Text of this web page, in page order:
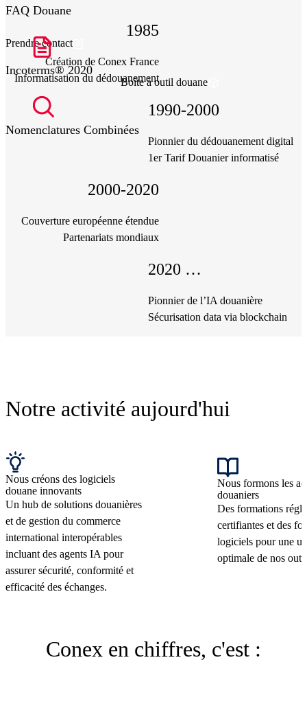
Prendre contact
Boîte à outil douane
1985
Création de Conex France
Informatisation du dédouanement
1990-2000
Pionnier du dédouanement digital
1er Tarif Douanier informatisé
2000-2020
Couverture européenne étendue
Partenariats mondiaux
2020 …
Pionnier de l’IA douanière
Sécurisation data via blockchain
Notre activité aujourd'hui
Nous créons des logiciels
douane innovants
Un hub de solutions douanières
et de gestion du commerce
international interopérables
incluant des agents IA pour
assurer sécurité, conformité et
efficacité des échanges.
Nous formons les
douaniers
Des formations
certifiantes et des
logiciels pour une
optimale de nos
Conex en chiffres, c'est :
FAQ Douane
Incoterms® 2020
Nomenclatures Combinées